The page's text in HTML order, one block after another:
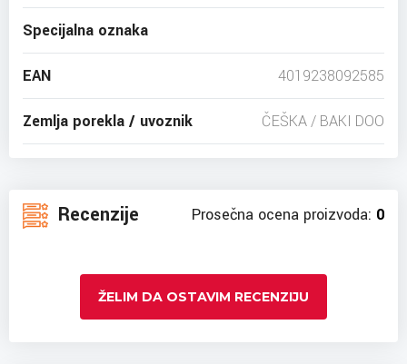
Specijalna oznaka
EAN 4019238092585
Zemlja porekla / uvoznik ČEŠKA / BAKI DOO
Recenzije Prosečna ocena proizvoda: 0
ŽELIM DA OSTAVIM RECENZIJU